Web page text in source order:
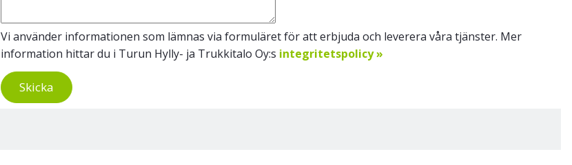
Vi använder informationen som lämnas via formuläret för att erbjuda och leverera våra tjänster. Mer
information hittar du i Turun Hylly- ja Trukkitalo Oy:s integritetspolicy »
Skicka